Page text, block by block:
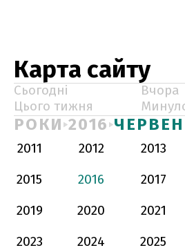
Карта сайту
Сьогодні
Вчора
Цього тижня
РОКИ 2016
2011 2012 2013
2015
2016 2017
2019
2020 2021
2023
2024 2025